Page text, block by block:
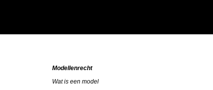
Modellenrecht
Wat is een model